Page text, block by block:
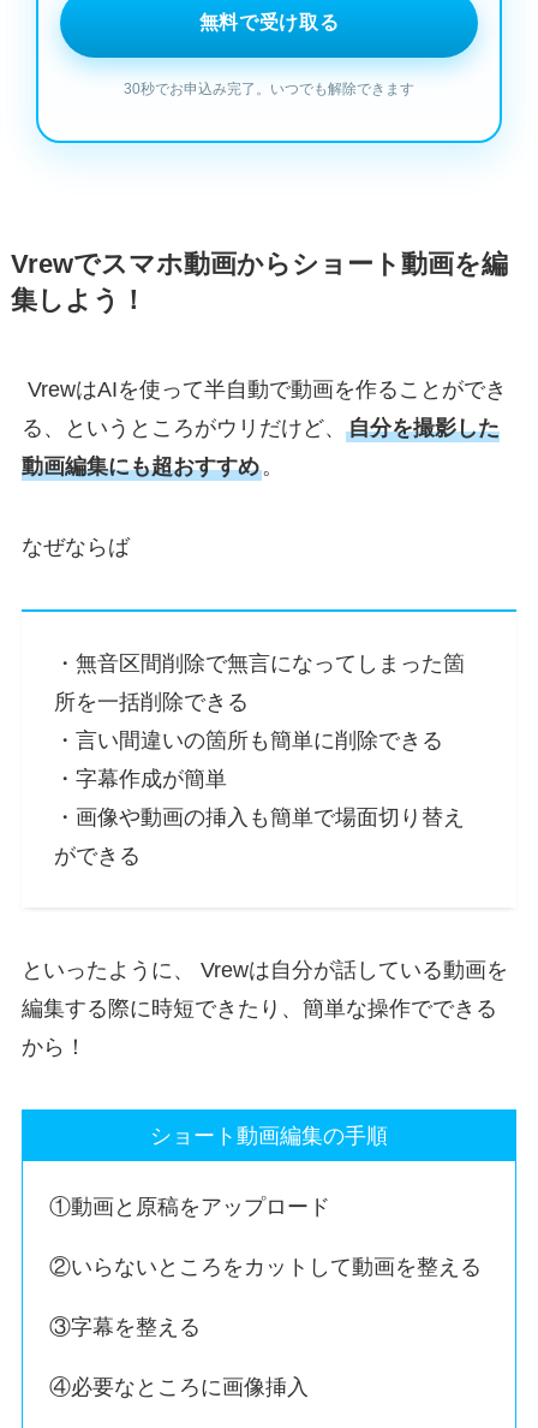
Vrewでスマホ動画からショート動画を編
集しよう！
VrewはAIを使って半自動で動画を作ることができ
る、というところがウリだけど、 自分を撮影した
動画編集にも超おすすめ。
なぜならば
・無音区間削除で無言になってしまった箇
所を一括削除できる
・言い間違いの箇所も簡単に削除できる
・字幕作成が簡単
・画像や動画の挿入も簡単で場面切り替え
ができる
といったように、 Vrewは自分が話している動画を
編集する際に時短できたり、簡単な操作でできる
から！
ショート動画編集の手順
①動画と原稿をアップロード
②いらないところをカットして動画を整える
③字幕を整える
④必要なところに画像挿入